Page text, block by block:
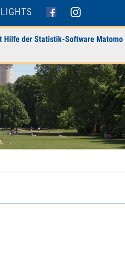
der Statistik-Software